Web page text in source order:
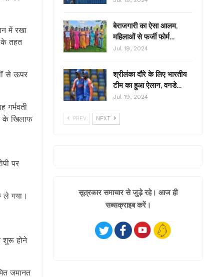
में रखा
के तहत
से ऊपर
गर्भवती
के खिलाफ
पर
ले गया।
शुरू होने
जमानत
बेराजगारी का ऐसा आलम,
महिलाओं से फर्जी फोर्म…
Jul 19, 2024
श्रीलंका दौरे के लिए भारतीय
टीम का हुआ ऐलान, वनडे…
Jul 19, 2024
PREV NEXT
सूत्रकार समाचार से जुड़े रहे। आज ही
सब्सक्राइब करें।